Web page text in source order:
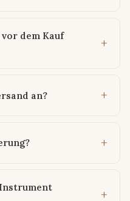
dem Kauf
an?